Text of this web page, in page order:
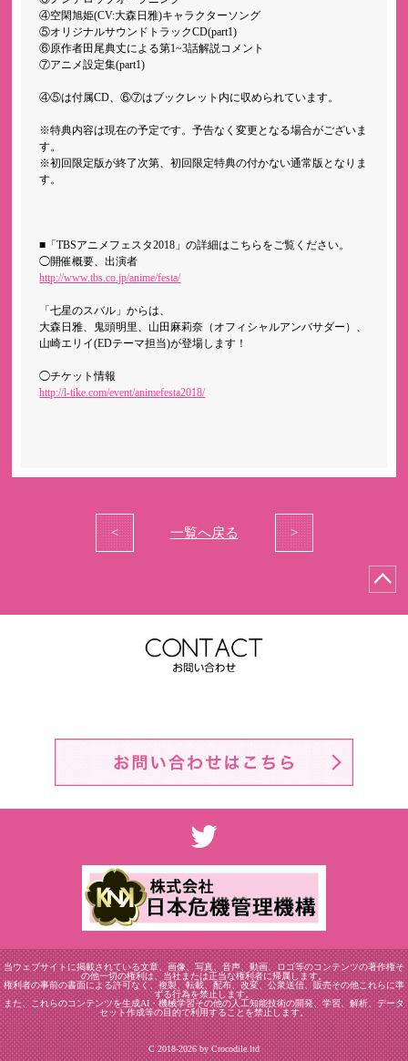
④空閑旭姫(CV:大森日雅)キャラクターソング
⑤オリジナルサウンドトラックCD(part1)
⑥原作者田尾典丈による第1~3話解説コメント
⑦アニメ設定集(part1)
④⑤は付属CD、⑥⑦はブックレット内に収められています。
※特典内容は現在の予定です。予告なく変更となる場合がございま
す。
※初回限定版が終了次第、初回限定特典の付かない通常版となりま
す。
■「TBSアニメフェスタ2018」の詳細はこちらをご覧ください。
◯開催概要、出演者
http://www.tbs.co.jp/anime/festa/
「七星のスバル」からは、
大森日雅、鬼頭明里、山田麻莉奈（オフィシャルアンバサダー）、
山崎エリイ(EDテーマ担当)が登場します！
◯チケット情報
http://l-tike.com/event/animefesta2018/
< 一覧へ戻る >
当ウェブサイトに掲載されている文章、画像、写真、音声、動画、ロゴ等のコンテンツの著作権そ
の他一切の権利は、当社または正当な権利者に帰属します。
権利者の事前の書面による許可なく、複製、転載、配布、改変、公衆送信、販売その他これらに準
ずる行為を禁止します。
また、これらのコンテンツを生成AI・機械学習その他の人工知能技術の開発、学習、解析、データ
セット作成等の目的で利用することを禁止します。
C 2018-2026 by Crocodile.ltd